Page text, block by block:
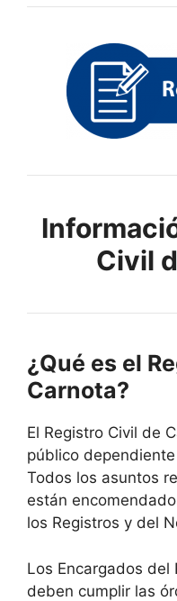
Civil
¿Qué es el
Carnota?
El Registro Civil de
público
Todos los asuntos
están
los Registros y del
Los Encargados del
deben cumplir las